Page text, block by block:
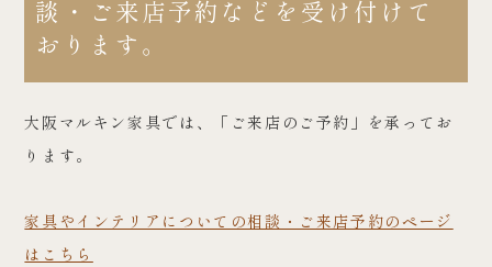
談・ご来店予約などを受け付けて
おります。
大阪マルキン家具では、「ご来店のご予約」を承ってお
ります。
家具やインテリアについての相談・ご来店予約のページ
はこちら